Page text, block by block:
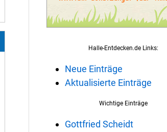
Halle-Entdecken.de Links:
Neue Einträge
Aktualisierte Einträge
Wichtige Einträge
Gottfried Scheidt